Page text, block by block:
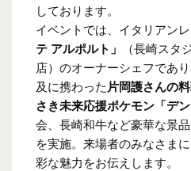
しております。
イベントでは、イタリアン
テ アルポルト」
（長崎スタ
店）のオーナーシェフであ
及に携わった 片岡護さんの
さき未来応援ポケモン「デン
会、長崎和牛など豪華な景
を実施。来場者のみなさま
彩な魅力をお伝えします。